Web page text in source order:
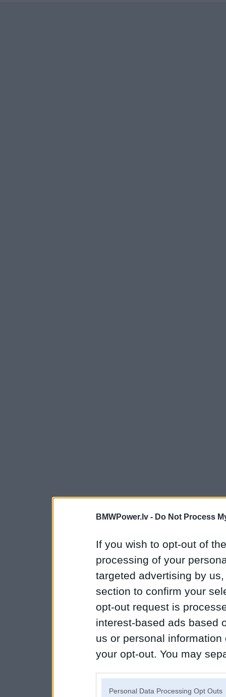
BMWPower.lv - Do Not Process
If you wish to opt-out of
processing of your
targeted advertising by
section to confirm your
opt-out request is
interest-based ads based
us or personal
your opt-out. You may
Personal Data Processing Opt Outs